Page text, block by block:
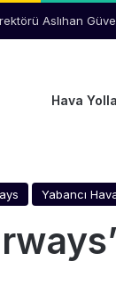
Hava
Yabancı